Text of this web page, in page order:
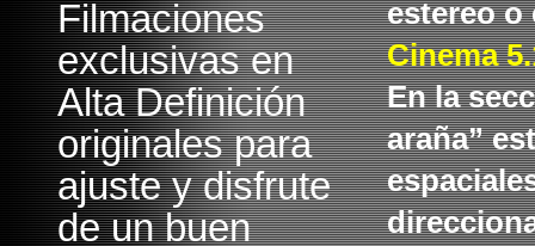
Filmaciones
exclusivas en
Alta Definición
originales para
ajuste y disfrute
de un buen
estereo o
Cinema
En la
araña”